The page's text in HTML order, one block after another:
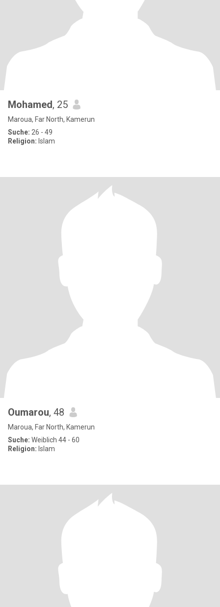
Mohamed, 25
Maroua, Far North, Kamerun
Suche: 26 - 49
Religion: Islam
Oumarou, 48
Maroua, Far North, Kamerun
Suche: Weiblich 44 - 60
Religion: Islam